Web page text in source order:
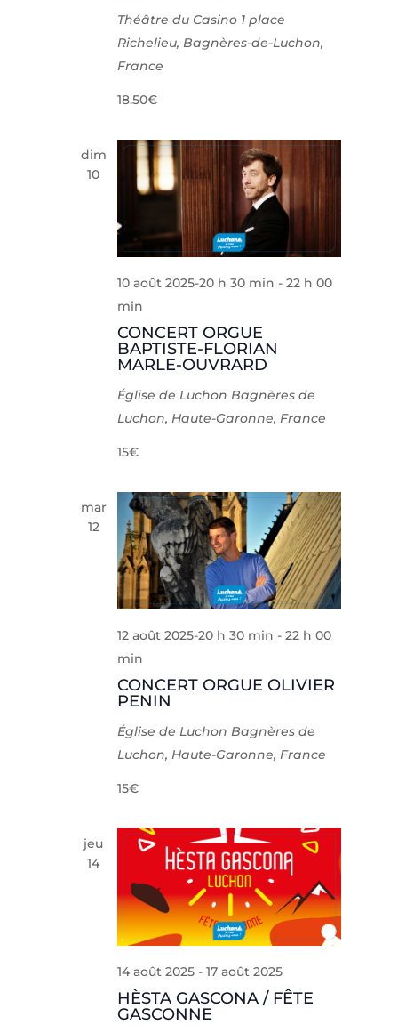
Théâtre du Casino 1 place
Richelieu, Bagnères-de-Luchon,
France
18.50€
dim
10
CONCERT ORGUE
BAPTISTE-FLORIAN
MARLE-OUVRARD
10 août 2025-20 h 30 min -22 h 00
min
Église de LuchonBagnères de
Luchon, Haute-Garonne, France
15€
mar
12
CONCERT ORGUE OLIVIER
PENIN
12 août 2025-20 h 30 min -22 h 00
min
Église de LuchonBagnères de
Luchon, Haute-Garonne, France
15€
jeu
14
HÈSTA GASCONA / FÊTE
GASCONNE
14 août 2025 -17 août 2025